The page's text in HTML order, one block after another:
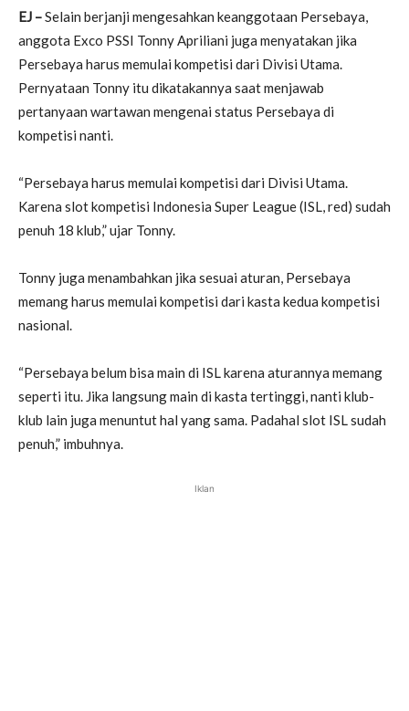
EJ –Selain berjanji mengesahkan keanggotaan Persebaya,
anggota Exco PSSI Tonny Apriliani juga menyatakan jika
Persebaya harus memulai kompetisi dari Divisi Utama.
Pernyataan Tonny itu dikatakannya saat menjawab
pertanyaan wartawan mengenai status Persebaya di
kompetisi nanti.
“Persebaya harus memulai kompetisi dari Divisi Utama.
Karena slot kompetisi Indonesia Super League (ISL, red) sudah
penuh 18 klub,” ujar Tonny.
Tonny juga menambahkan jika sesuai aturan, Persebaya
memang harus memulai kompetisi dari kasta kedua kompetisi
nasional.
“Persebaya belum bisa main di ISL karena aturannya memang
seperti itu. Jika langsung main di kasta tertinggi, nanti klub-
klub lain juga menuntut hal yang sama. Padahal slot ISL sudah
penuh,” imbuhnya.
Iklan